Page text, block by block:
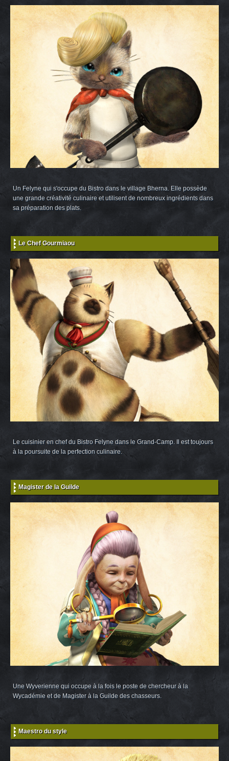
Un Felyne qui s'occupe du Bistro dans le village Bherna. Elle possède
une grande créativité culinaire et utilisent de nombreux ingrédients dans
sa préparation des plats.
Le Chef Gourmiaou
Le cuisinier en chef du Bistro Felyne dans le Grand-Camp. Il est toujours
à la poursuite de la perfection culinaire.
Magister de la Guilde
Une Wyverienne qui occupe à la fois le poste de chercheur à la
Wycadémie et de Magister à la Guilde des chasseurs.
Maestro du style